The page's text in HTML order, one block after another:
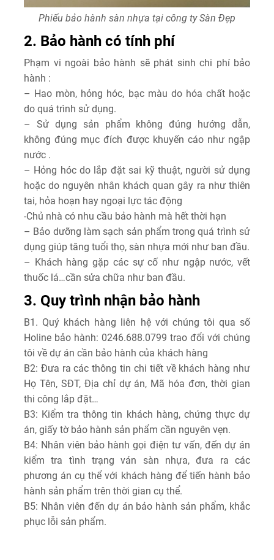
Phiếu bảo hành sàn nhựa tại công ty Sàn Đẹp
2. Bảo hành có tính phí
Phạm vi ngoài bảo hành sẽ phát sinh chi phí bảo
hành :
– Hao mòn, hỏng hóc, bạc màu do hóa chất hoặc
do quá trình sử dụng.
– Sử dụng sản phẩm không đúng hướng dẫn,
không đúng mục đích được khuyến cáo như ngập
nước .
– Hỏng hóc do lắp đặt sai kỹ thuật, người sử dụng
hoặc do nguyên nhân khách quan gây ra như thiên
tai, hỏa hoạn hay ngoại lực tác động
-Chủ nhà có nhu cầu bảo hành mà hết thời hạn
– Bảo dưỡng làm sạch sản phẩm trong quá trình sử
dụng giúp tăng tuổi thọ, sàn nhựa mới như ban đầu.
– Khách hàng gặp các sự cố như ngập nước, vết
thuốc lá…cần sửa chữa như ban đầu.
3. Quy trình nhận bảo hành
B1. Quý khách hàng liên hệ với chúng tôi qua số
Holine bảo hành: 0246.688.0799 trao đổi với chúng
tôi về dự án cần bảo hành của khách hàng
B2: Đưa ra các thông tin chi tiết về khách hàng như
Họ Tên, SĐT, Địa chỉ dự án, Mã hóa đơn, thời gian
thi công lắp đặt…
B3: Kiểm tra thông tin khách hàng, chứng thực dự
án, giấy tờ bảo hành sản phẩm cần nguyên vẹn.
B4: Nhân viên bảo hành gọi điện tư vấn, đến dự án
kiểm tra tình trạng ván sàn nhựa, đưa ra các
phương án cụ thể với khách hàng để tiến hành bảo
hành sản phẩm trên thời gian cụ thể.
B5: Nhân viên đến dự án bảo hành sản phẩm, khắc
phục lỗi sản phẩm.